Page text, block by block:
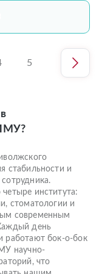
5
стабильности и
института:
стоматологии и
современным
день
работают бок-о-бок
научно-
что